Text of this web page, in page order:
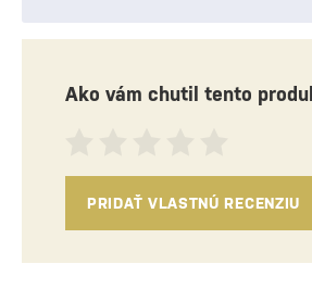
Ako vám chutil tento
PRIDAŤ VLASTNÚ RECENZIU